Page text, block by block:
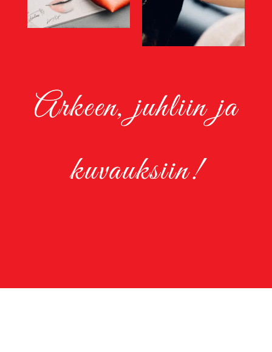
Arkeen, juhliin ja
kuvauksiin!